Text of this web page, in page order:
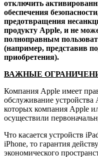
отключить
обеспечения
предотвращения
продукту Apple, и не
полноправным
(например, представив
приобретения).
ВАЖНЫЕ
Компания Apple имеет
обслуживание устройства
которых компания Apple
осуществили
Что касается устройств
iPhone, то гарантия
экономического